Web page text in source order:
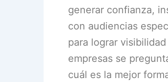
generar confianza,
con audiencias
para lograr
empresas se
cuál es la mejor